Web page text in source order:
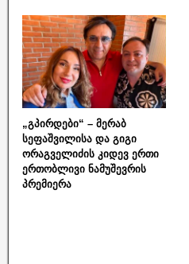
„გპირდები“ – მერაბ
სეფაშვილისა და გიგი
ორაგველიძის კიდევ ერთი
ერთობლივი ნამუშევრის
პრემიერა